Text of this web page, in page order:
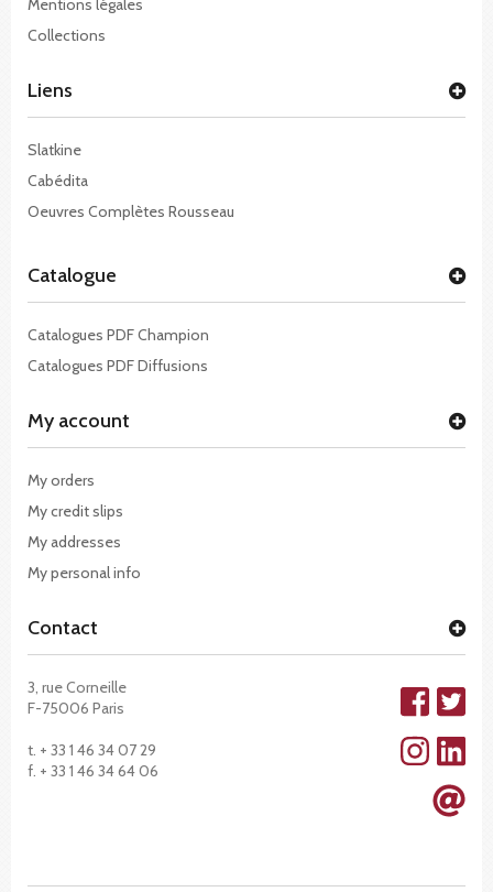
Mentions légales
Collections
Liens
Slatkine
Cabédita
Oeuvres Complètes Rousseau
Catalogue
Catalogues PDF Champion
Catalogues PDF Diffusions
My account
My orders
My credit slips
My addresses
My personal info
Contact
3, rue Corneille
F-75006 Paris
t. + 33 1 46 34 07 29
f. + 33 1 46 34 64 06